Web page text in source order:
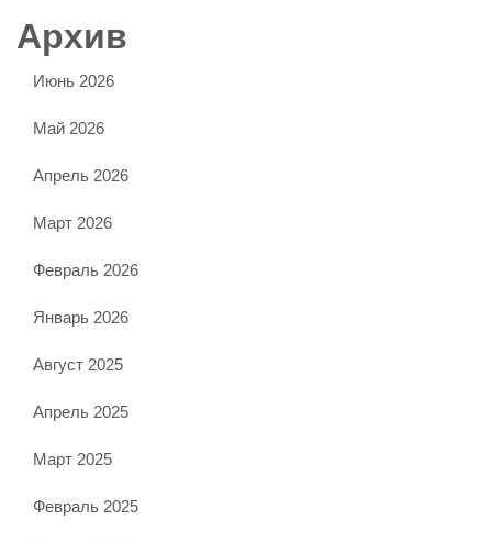
Архив
Июнь 2026
Май 2026
Апрель 2026
Март 2026
Февраль 2026
Январь 2026
Август 2025
Апрель 2025
Март 2025
Февраль 2025